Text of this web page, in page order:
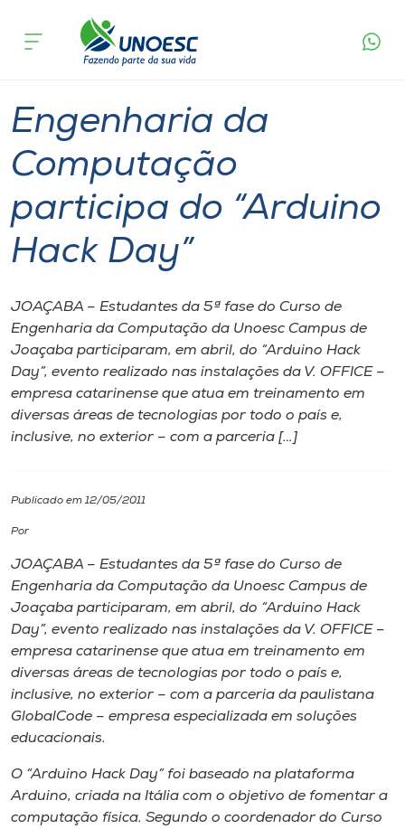
Cursos
Pesquisa
Atendimento ao Estudante
Portal de Ensino
A
Unoesc
Internacionalização
I.nova
Diplomados
CPA
Biblioteca
Editora
Rádio
Museu
acontece
Engenharia da
Computação
participa do “Arduino
Hack Day”
JOAÇABA – Estudantes da 5ª fase do Curso de
Engenharia da Computação da Unoesc Campus de
Joaçaba participaram, em abril, do “Arduino Hack
Day”, evento realizado nas instalações da V. OFFICE –
empresa catarinense que atua em treinamento em
diversas áreas de tecnologias por todo o país e,
inclusive, no exterior – com a parceria […]
Publicado em 12/05/2011
Por
JOAÇABA – Estudantes da 5ª fase do Curso de
Engenharia da Computação da Unoesc Campus de
Joaçaba participaram, em abril, do “Arduino Hack
Day”, evento realizado nas instalações da V. OFFICE –
empresa catarinense que atua em treinamento em
diversas áreas de tecnologias por todo o país e,
inclusive, no exterior – com a parceria da paulistana
GlobalCode – empresa especializada em soluções
educacionais.
O “Arduino Hack Day” foi baseado na plataforma
Arduino, criada na Itália com o objetivo de fomentar a
computação física. Segundo o coordenador do Curso